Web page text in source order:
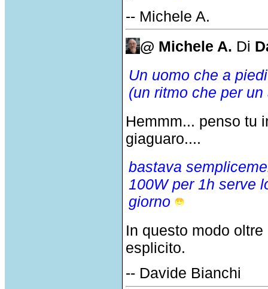
-- Michele A.
@ Michele A. Di
Un uomo che a
(un ritmo che per
Hemmm... penso tu
giaguaro....
bastava
100W per 1h serve
giorno
In questo modo
esplicito.
-- Davide Bianchi